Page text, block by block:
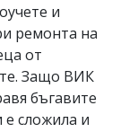
и
ремонта на
от
Защо ВИК
бъгавите
е сложила и